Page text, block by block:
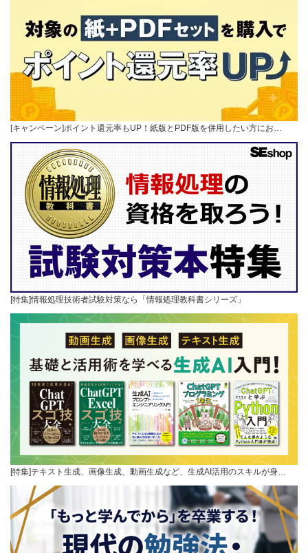
[キャンペーン]ポイント還元率もUP！紙版とPDF版を併用したい方にお…
[特集]情報処理技術者試験対策なら「情報処理教科書シリーズ」
[特集]テキスト生成、画像生成、動画生成など、生成AI活用のスキルが身…